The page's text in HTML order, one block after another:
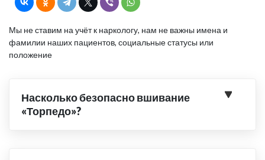
Мы не ставим на учёт к наркологу, нам не важны имена и
фамилии наших пациентов, социальные статусы или
положение
Насколько безопасно вшивание
«Торпедо»?